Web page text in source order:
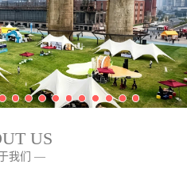
US
我们 —